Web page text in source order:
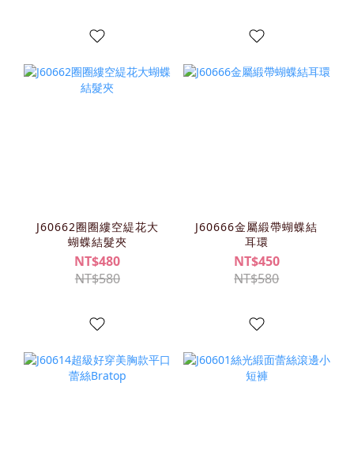
J60662圈圈縷空緹花大
蝴蝶結髮夾
NT$480
NT$580
J60666金屬緞帶蝴蝶結
耳環
NT$450
NT$580